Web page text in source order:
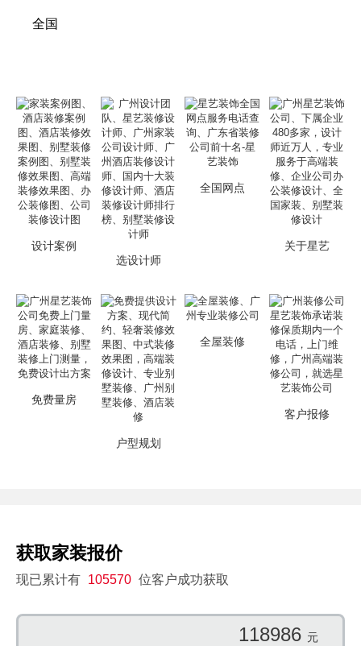
全国
设计案例
选设计师
全国网点
关于星艺
免费量房
户型规划
全屋装修
客户报修
获取家装报价
现已累计有 105570 位客户成功获取
118986 元